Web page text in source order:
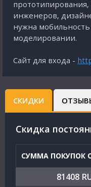
инженеров,
нужна
моделировании.
Сайт для входа -
СКИДКИ
Cкидка
СУММА ПОКУПОК
81408